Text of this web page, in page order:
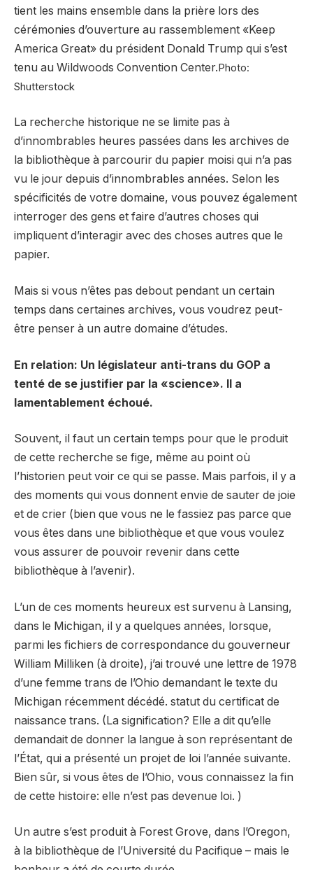
tient les mains ensemble dans la prière lors des
cérémonies d’ouverture au rassemblement «Keep
America Great» du président Donald Trump qui s’est
tenu au Wildwoods Convention Center.Photo:
Shutterstock
La recherche historique ne se limite pas à
d’innombrables heures passées dans les archives de
la bibliothèque à parcourir du papier moisi qui n’a pas
vu le jour depuis d’innombrables années. Selon les
spécificités de votre domaine, vous pouvez également
interroger des gens et faire d’autres choses qui
impliquent d’interagir avec des choses autres que le
papier.
Mais si vous n’êtes pas debout pendant un certain
temps dans certaines archives, vous voudrez peut-
être penser à un autre domaine d’études.
En relation: Un législateur anti-trans du GOP a
tenté de se justifier par la «science». Il a
lamentablement échoué.
Souvent, il faut un certain temps pour que le produit
de cette recherche se fige, même au point où
l’historien peut voir ce qui se passe. Mais parfois, il y a
des moments qui vous donnent envie de sauter de joie
et de crier (bien que vous ne le fassiez pas parce que
vous êtes dans une bibliothèque et que vous voulez
vous assurer de pouvoir revenir dans cette
bibliothèque à l’avenir).
L’un de ces moments heureux est survenu à Lansing,
dans le Michigan, il y a quelques années, lorsque,
parmi les fichiers de correspondance du gouverneur
William Milliken (à droite), j’ai trouvé une lettre de 1978
d’une femme trans de l’Ohio demandant le texte du
Michigan récemment décédé. statut du certificat de
naissance trans. (La signification? Elle a dit qu’elle
demandait de donner la langue à son représentant de
l’État, qui a présenté un projet de loi l’année suivante.
Bien sûr, si vous êtes de l’Ohio, vous connaissez la fin
de cette histoire: elle n’est pas devenue loi. )
Un autre s’est produit à Forest Grove, dans l’Oregon,
à la bibliothèque de l’Université du Pacifique – mais le